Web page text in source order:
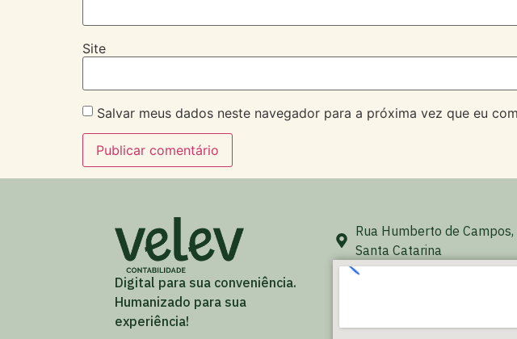
Site
Salvar meus dados neste navegador para a próxima vez que eu
Digital para sua conveniência.
Humanizado para sua
experiência!
Rua Humberto de
Santa Catarina